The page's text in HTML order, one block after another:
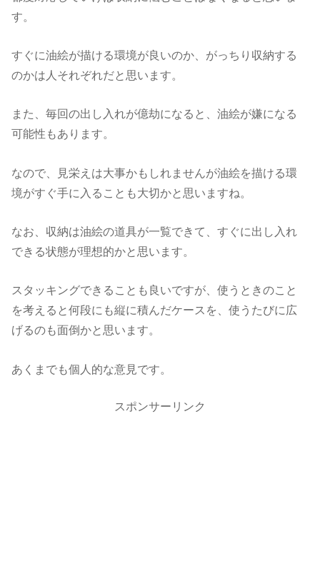
す。
すぐに油絵が描ける環境が良いのか、がっちり収納する
のかは人それぞれだと思います。
また、毎回の出し入れが億劫になると、油絵が嫌になる
可能性もあります。
なので、見栄えは大事かもしれませんが油絵を描ける環
境がすぐ手に入ることも大切かと思いますね。
なお、収納は油絵の道具が一覧できて、すぐに出し入れ
できる状態が理想的かと思います。
スタッキングできることも良いですが、使うときのこと
を考えると何段にも縦に積んだケースを、使うたびに広
げるのも面倒かと思います。
あくまでも個人的な意見です。
スポンサーリンク